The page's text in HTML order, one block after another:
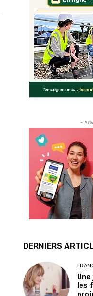
-
DERNIERS
les